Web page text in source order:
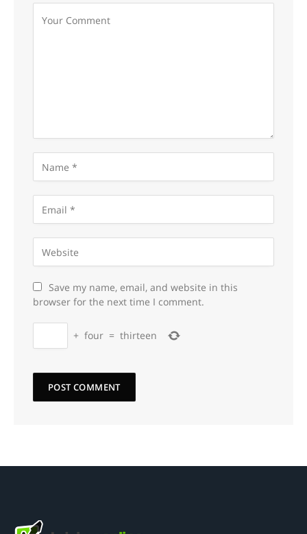
Save my name, email, and website in this
browser for the next time I comment.
+ four = thirteen